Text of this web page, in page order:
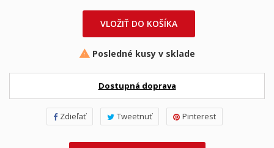
VLOŽIŤ DO KOŠÍKA
 Posledné kusy v sklade
Dostupná doprava
Zdieľať Tweetnuť Pinterest